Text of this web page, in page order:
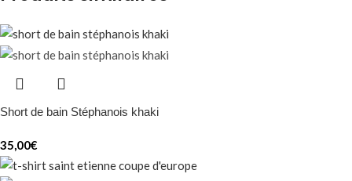
Short de bain Stéphanois khaki
35,00€